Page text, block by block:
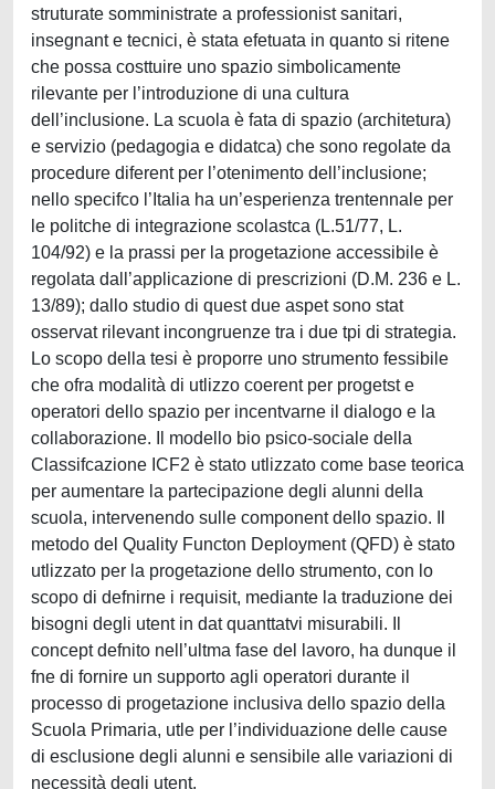
struturate somministrate a professionist sanitari,
insegnant e tecnici, è stata efetuata in quanto si ritene
che possa costtuire uno spazio simbolicamente
rilevante per l’introduzione di una cultura
dell’inclusione. La scuola è fata di spazio (architetura)
e servizio (pedagogia e didatca) che sono regolate da
procedure diferent per l’otenimento dell’inclusione;
nello specifco l’Italia ha un’esperienza trentennale per
le politche di integrazione scolastca (L.51/77, L.
104/92) e la prassi per la progetazione accessibile è
regolata dall’applicazione di prescrizioni (D.M. 236 e L.
13/89); dallo studio di quest due aspet sono stat
osservat rilevant incongruenze tra i due tpi di strategia.
Lo scopo della tesi è proporre uno strumento fessibile
che ofra modalità di utlizzo coerent per progetst e
operatori dello spazio per incentvarne il dialogo e la
collaborazione. Il modello bio psico-sociale della
Classifcazione ICF2 è stato utlizzato come base teorica
per aumentare la partecipazione degli alunni della
scuola, intervenendo sulle component dello spazio. Il
metodo del Quality Functon Deployment (QFD) è stato
utlizzato per la progetazione dello strumento, con lo
scopo di defnirne i requisit, mediante la traduzione dei
bisogni degli utent in dat quanttatvi misurabili. Il
concept defnito nell’ultma fase del lavoro, ha dunque il
fne di fornire un supporto agli operatori durante il
processo di progetazione inclusiva dello spazio della
Scuola Primaria, utle per l’individuazione delle cause
di esclusione degli alunni e sensibile alle variazioni di
necessità degli utent.